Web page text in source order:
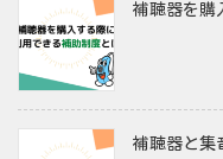
補聴器を購
補聴器と集